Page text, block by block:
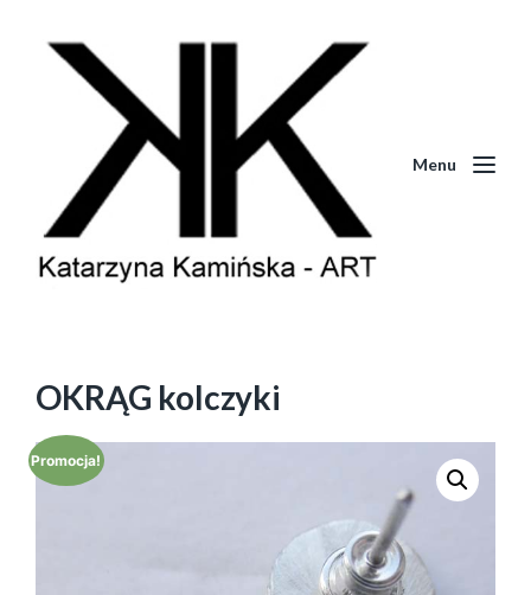
Menu
OKRĄG kolczyki
Promocja!